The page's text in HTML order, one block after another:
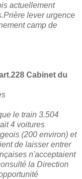
actuellement
lever urgence
camp de
Cabinet du
le train 3.504
4 voitures
(200 environ) et
de laisser entrer
n'acceptaient
la Direction